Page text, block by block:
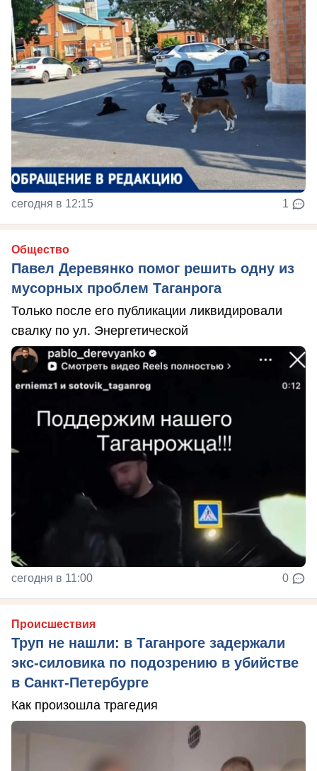
сегодня в 12:15 1
Общество
Павел Деревянко помог решить одну из
мусорных проблем Таганрога
Только после его публикации ликвидировали
свалку по ул. Энергетической
сегодня в 11:00 0
Происшествия
Труп не нашли: в Таганроге задержали
экс-силовика по подозрению в убийстве
в Санкт-Петербурге
Как произошла трагедия